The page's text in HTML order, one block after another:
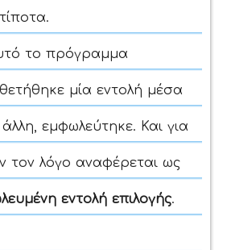
το πρόγραμμα
μία εντολή μέσα
εμφωλεύτηκε. Και για
τον λόγο αναφέρεται ως
εντολή επιλογής.